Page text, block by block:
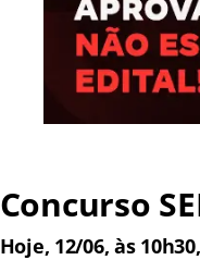
Concurso
Hoje, 12/06, às 10h30,